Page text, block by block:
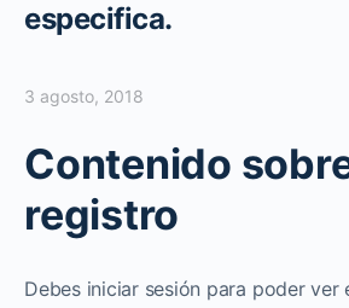
especifica.
3 agosto, 2018
Contenido
registro
Debes iniciar sesión para poder ver